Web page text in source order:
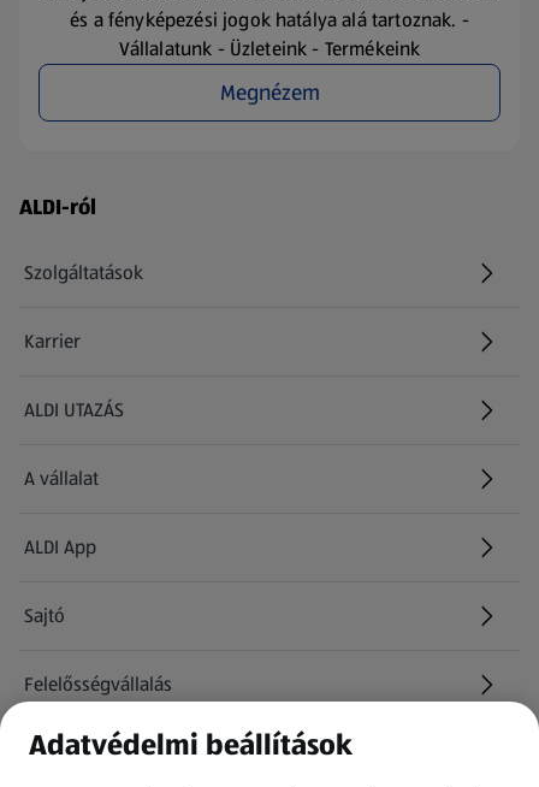
és a fényképezési jogok hatálya alá tartoznak. -
Vállalatunk - Üzleteink - Termékeink
Megnézem
Láblécmenü - további linkek
ALDI-ról
Szolgáltatások
Karrier
(új oldalon nyílik meg)
ALDI UTAZÁS
(új oldalon nyílik meg)
A vállalat
ALDI App
Sajtó
Felelősségvállalás
Információk
Adatvédelmi beállítások